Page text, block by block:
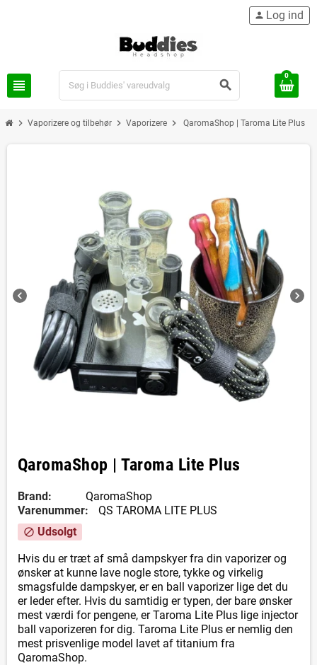
view_headline search
person Log ind
0
chevron_right Vaporizere og tilbehør chevron_right Vaporizere chevron_right QaromaShop | Taroma Lite Plus
chevron_left chevron_right
QaromaShop | Taroma Lite Plus
Brand:
QaromaShop
Varenummer:
QS TAROMA LITE PLUS
block Udsolgt
Hvis du er træt af små dampskyer fra din vaporizer og
ønsker at kunne lave nogle store, tykke og virkelig
smagsfulde dampskyer, er en ball vaporizer lige det du
er leder efter. Hvis du samtidig er typen, der bare ønsker
mest værdi for pengene, er Taroma Lite Plus lige injector
ball vaporizeren for dig. Taroma Lite Plus er nemlig den
mest prisvenlige model lavet af titanium fra
QaromaShop.